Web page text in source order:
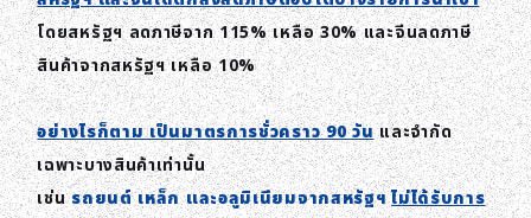
โดยสหรัฐฯ ลดภาษีจาก 115% เหลือ 30% และจีนลดภาษี
สินค้าจากสหรัฐฯ เหลือ 10%
อย่างไรก็ตาม เป็นมาตรการชั่วคราว 90 วันและจำกัด
เฉพาะบางสินค้าเท่านั้น
เช่นรถยนต์ เหล็ก และอลูมิเนียมจากสหรัฐฯ ไม่ได้รับการ